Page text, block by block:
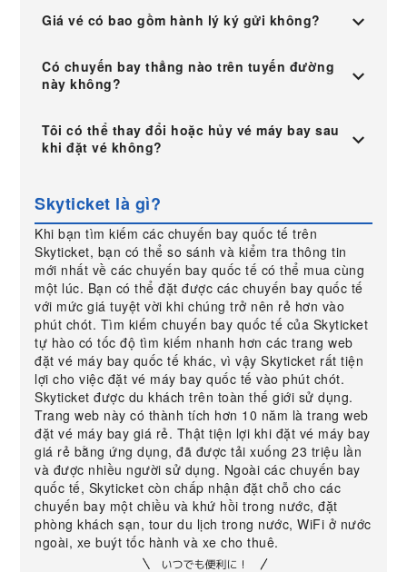
Giá vé có bao gồm hành lý ký gửi không?
Có chuyến bay thẳng nào trên tuyến đường
này không?
Tôi có thể thay đổi hoặc hủy vé máy bay sau
khi đặt vé không?
Skyticket là gì?
Khi bạn tìm kiếm các chuyến bay quốc tế trên
Skyticket, bạn có thể so sánh và kiểm tra thông tin
mới nhất về các chuyến bay quốc tế có thể mua cùng
một lúc. Bạn có thể đặt được các chuyến bay quốc tế
với mức giá tuyệt vời khi chúng trở nên rẻ hơn vào
phút chót. Tìm kiếm chuyến bay quốc tế của Skyticket
tự hào có tốc độ tìm kiếm nhanh hơn các trang web
đặt vé máy bay quốc tế khác, vì vậy Skyticket rất tiện
lợi cho việc đặt vé máy bay quốc tế vào phút chót.
Skyticket được du khách trên toàn thế giới sử dụng.
Trang web này có thành tích hơn 10 năm là trang web
đặt vé máy bay giá rẻ. Thật tiện lợi khi đặt vé máy bay
giá rẻ bằng ứng dụng, đã được tải xuống 23 triệu lần
và được nhiều người sử dụng. Ngoài các chuyến bay
quốc tế, Skyticket còn chấp nhận đặt chỗ cho các
chuyến bay một chiều và khứ hồi trong nước, đặt
phòng khách sạn, tour du lịch trong nước, WiFi ở nước
ngoài, xe buýt tốc hành và xe cho thuê.